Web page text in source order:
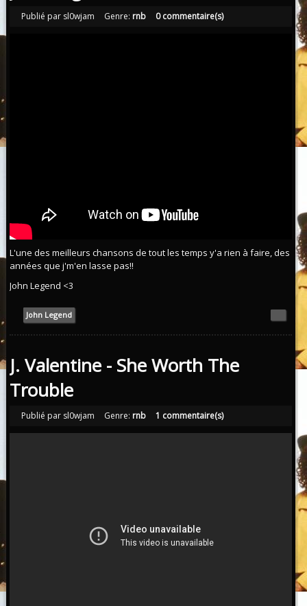
Publié par sl0wjam Genre: rnb 0 commentaire(s)
L'une des meilleurs chansons de tout les temps y'a rien à faire, des
années que j'm'en lasse pas!!
John Legend <3
John Legend
J. Valentine - She Worth The
Trouble
Publié par sl0wjam Genre: rnb 1 commentaire(s)